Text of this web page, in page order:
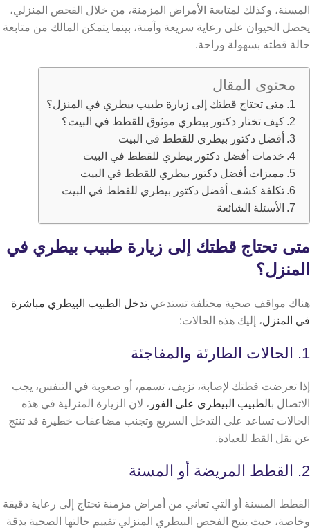
المسنة، وكذلك لمتابعة الأمراض المزمنة، من خلال الفحص المنزلي،
يحصل الحيوان على رعاية سريعة وآمنة، بينما يتمكن المالك من متابعة
حالة قطته بسهولة وراحة.
محتوى المقال
متى تحتاج قطتك إلى زيارة طبيب بيطري في المنزل؟
كيف تختار دكتور بيطري موثوق للقطط في البيت؟
أفضل دكتور بيطري للقطط في البيت
خدمات أفضل دكتور بيطري للقطط في البيت
مميزات أفضل دكتور بيطري للقطط في البيت
تكلفة كشف أفضل دكتور بيطري للقطط في البيت
الأسئلة الشائعة
متى تحتاج قطتك إلى زيارة طبيب بيطري في
المنزل؟
هناك مواقف صحية مختلفة تستدعي تدخل الطبيب البيطري مباشرة
في المنزل، إليك هذه الحالات:
1. الحالات الطارئة والمفاجئة
إذا تعرضت قطتك لإصابة، نزيف، تسمم، أو صعوبة في التنفس، يجب
الاتصال بالطبيب البيطري على الفور ، لان الزيارة المنزلية في هذه
الحالات تساعد على التدخل السريع وتجنب مضاعفات خطيرة قد تنتج
عن نقل القط للعيادة.
2. القطط المريضة أو المسنة
القطط المسنة أو التي تعاني من أمراض مزمنة تحتاج إلى رعاية دقيقة
وخاصة، حيث يتيح الفحص البيطري المنزلي تقييم حالتها الصحية بدقة